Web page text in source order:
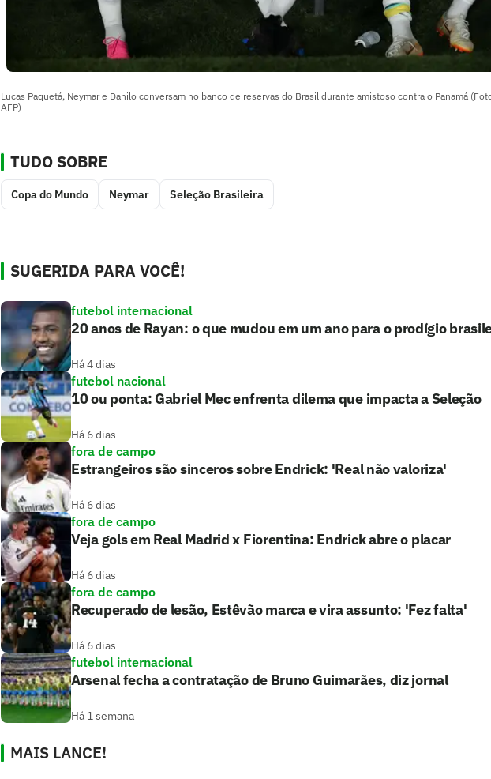
Lucas Paquetá, Neymar e Danilo conversam no banco de reservas do Brasil durante amistoso contra o Panamá
AFP)
TUDO SOBRE
Copa do Mundo Neymar Seleção Brasileira
SUGERIDA PARA VOCÊ!
futebol internacional
20 anos de Rayan: o que mudou em um ano para o prodígio
Há 4 dias
futebol nacional
10 ou ponta: Gabriel Mec enfrenta dilema que impacta a Seleção
Há 6 dias
fora de campo
Estrangeiros são sinceros sobre Endrick: 'Real não valoriza'
Há 6 dias
fora de campo
Veja gols em Real Madrid x Fiorentina: Endrick abre o placar
Há 6 dias
fora de campo
Recuperado de lesão, Estêvão marca e vira assunto: 'Fez falta'
Há 6 dias
futebol internacional
Arsenal fecha a contratação de Bruno Guimarães, diz jornal
Há 1 semana
MAIS LANCE!